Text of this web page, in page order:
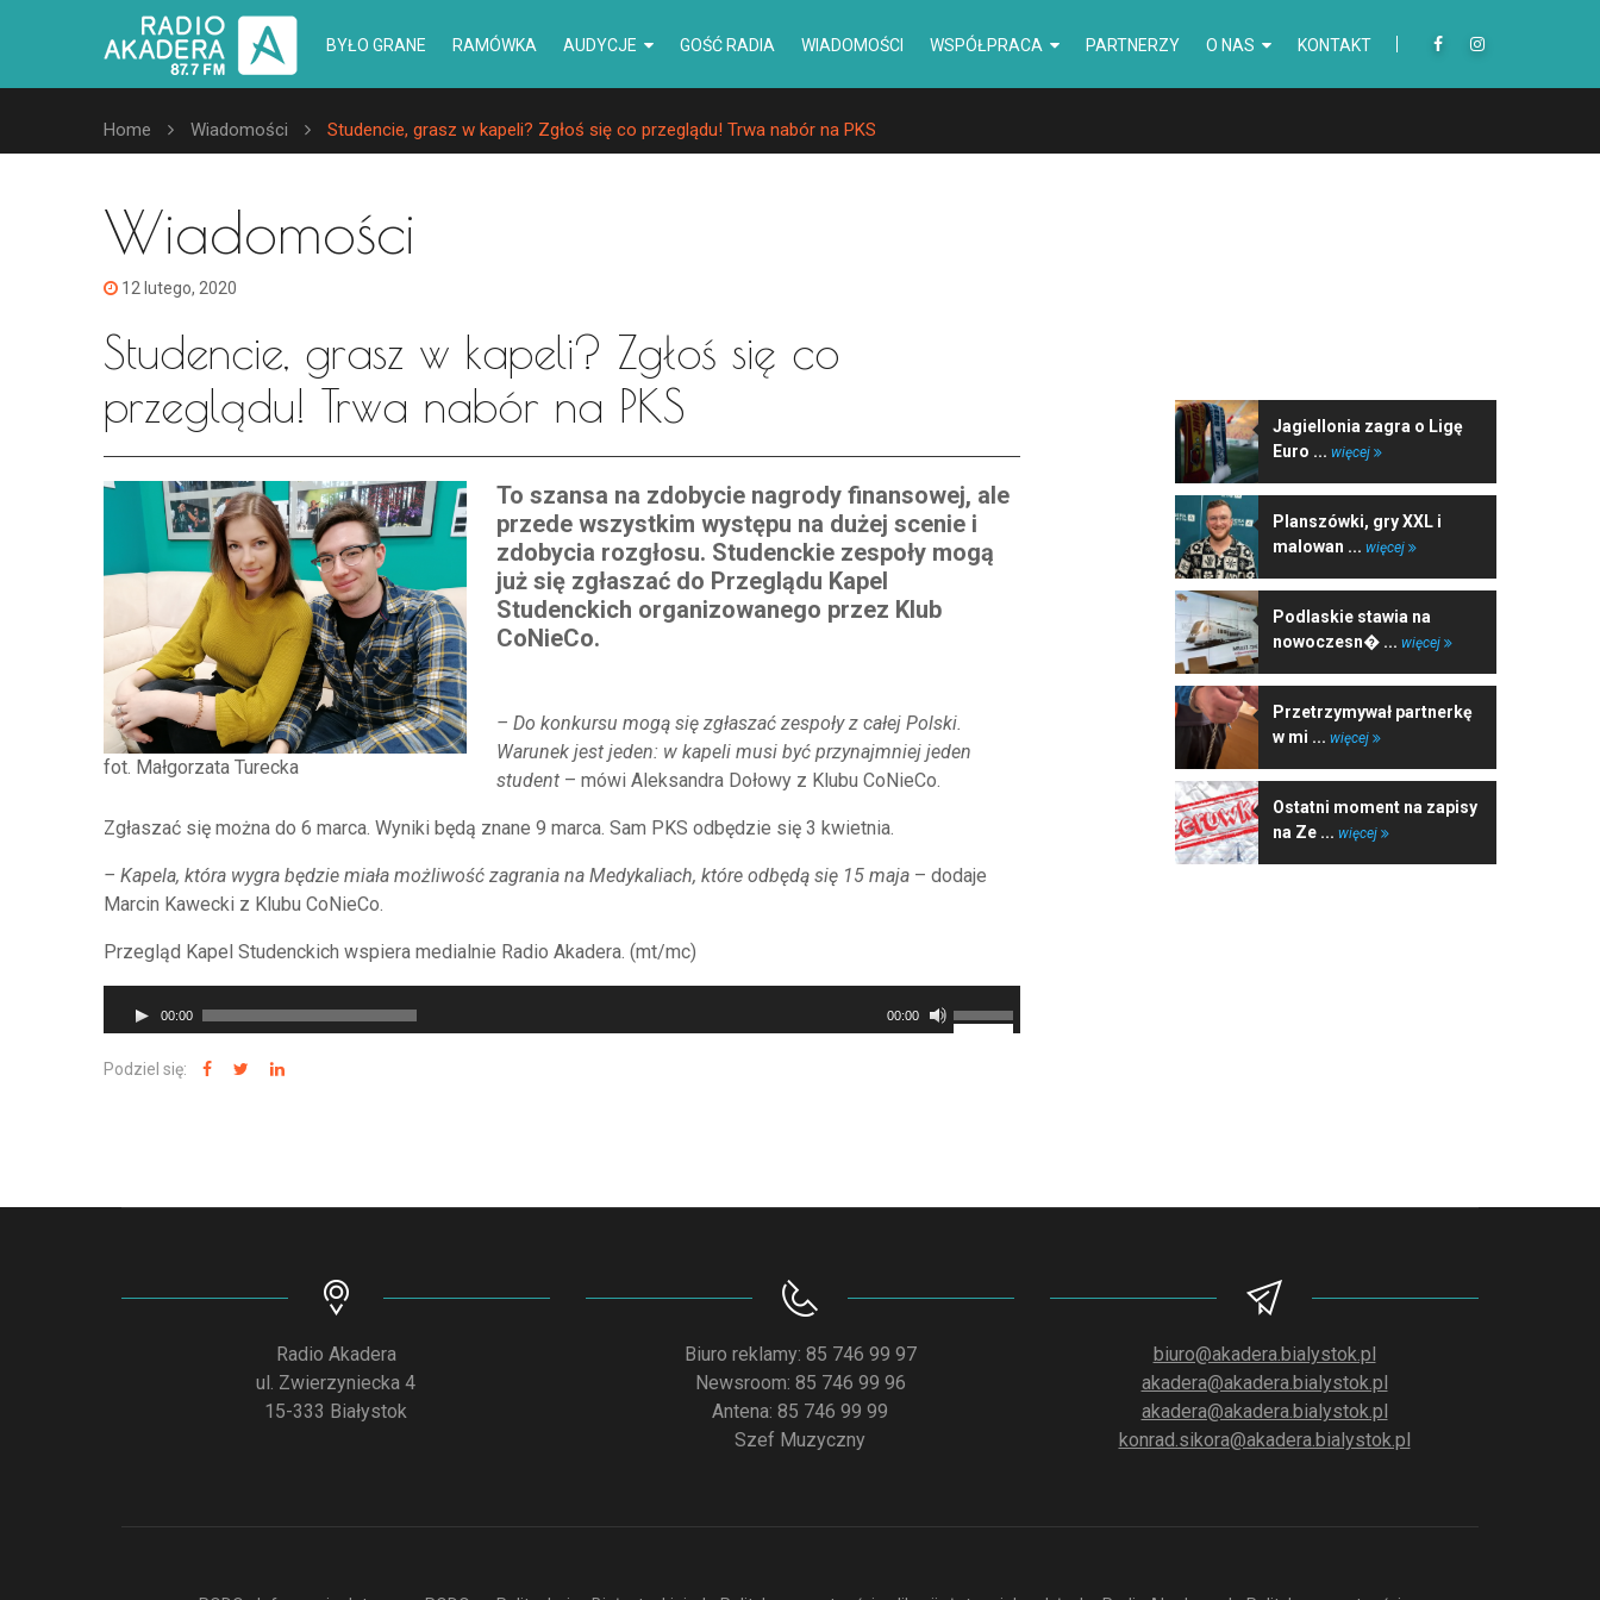
BYŁO GRANE RAMÓWKA AUDYCJE GOŚĆ RADIA WIADOMOŚCI WSPÓŁPRACA PARTNERZY O NAS KONTAKT
Home Wiadomości Studencie, grasz w kapeli? Zgłoś się co przeglądu! Trwa nabór na PKS
Wiadomości
12 lutego, 2020
Studencie, grasz w kapeli? Zgłoś się co
przeglądu! Trwa nabór na PKS
fot. Małgorzata Turecka
To szansa na zdobycie nagrody finansowej, ale
przede wszystkim występu na dużej scenie i
zdobycia rozgłosu. Studenckie zespoły mogą
już się zgłaszać do Przeglądu Kapel
Studenckich organizowanego przez Klub
CoNieCo.
– Do konkursu mogą się zgłaszać zespoły z całej Polski.
Warunek jest jeden: w kapeli musi być przynajmniej jeden
student – mówi Aleksandra Dołowy z Klubu CoNieCo.
Zgłaszać się można do 6 marca. Wyniki będą znane 9 marca. Sam PKS odbędzie się 3 kwietnia.
– Kapela, która wygra będzie miała możliwość zagrania na Medykaliach, które odbędą się 15 maja – dodaje
Marcin Kawecki z Klubu CoNieCo.
Przegląd Kapel Studenckich wspiera medialnie Radio Akadera. (mt/mc)
plików
dźwiękowych
00:00 00:00
Używaj
strzałek
lub
Podziel się:
Jagiellonia zagra o Ligę
Euro ... więcej
Planszówki, gry XXL i
malowan ... więcej
Podlaskie stawia na
nowoczesn� ... więcej
Przetrzymywał partnerkę
w mi ... więcej
Ostatni moment na zapisy
na Ze ... więcej
Radio Akadera
ul. Zwierzyniecka 4
15-333 Białystok
Biuro reklamy: 85 746 99 97
Newsroom: 85 746 99 96
Antena: 85 746 99 99
Szef Muzyczny
biuro@akadera.bialystok.pl
akadera@akadera.bialystok.pl
akadera@akadera.bialystok.pl
konrad.sikora@akadera.bialystok.pl